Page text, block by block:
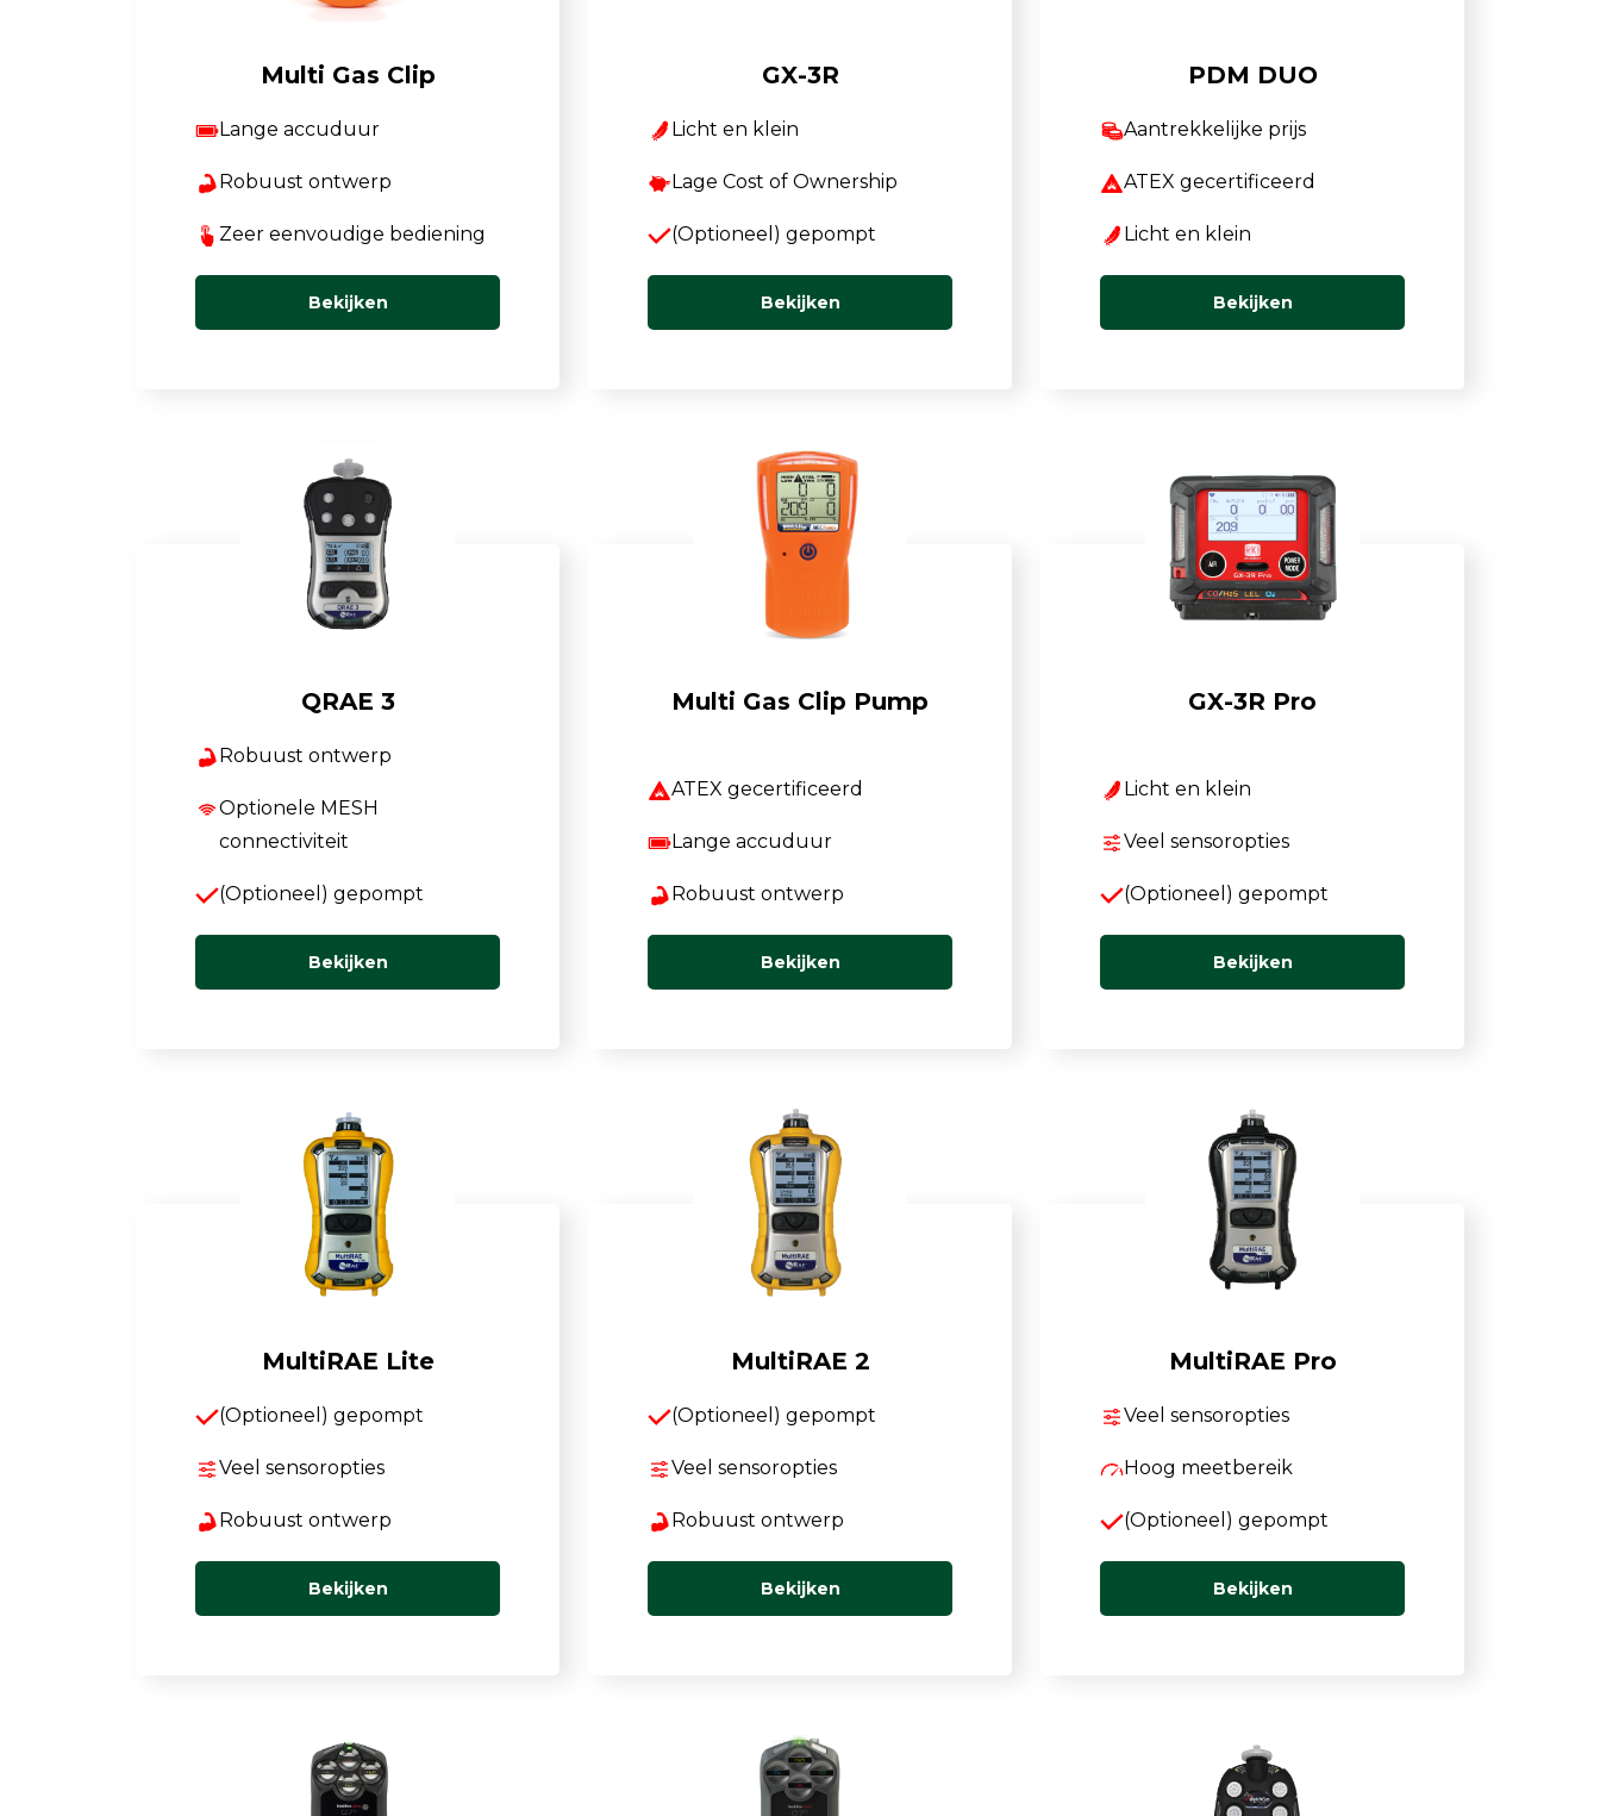
Multi Gas Clip
Lange accuduur
Robuust ontwerp
Zeer eenvoudige bediening
Bekijken
GX-3R
Licht en klein
Lage Cost of Ownership
(Optioneel) gepompt
Bekijken
PDM DUO
Aantrekkelijke prijs
ATEX gecertificeerd
Licht en klein
Bekijken
QRAE 3
Robuust ontwerp
Optionele MESH
connectiviteit
(Optioneel) gepompt
Bekijken
Multi Gas Clip Pump
ATEX gecertificeerd
Lange accuduur
Robuust ontwerp
Bekijken
GX-3R Pro
Licht en klein
Veel sensoropties
(Optioneel) gepompt
Bekijken
MultiRAE Lite
(Optioneel) gepompt
Veel sensoropties
Robuust ontwerp
Bekijken
MultiRAE 2
(Optioneel) gepompt
Veel sensoropties
Robuust ontwerp
Bekijken
MultiRAE Pro
Veel sensoropties
Hoog meetbereik
(Optioneel) gepompt
Bekijken